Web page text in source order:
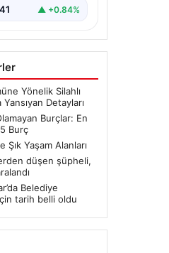
▲ +0.84%
Yönelik Silahlı
Yansıyan Detayları
Burçlar: En
Burç
Yaşam Alanları
düşen şüpheli,
Belediye
tarih belli oldu